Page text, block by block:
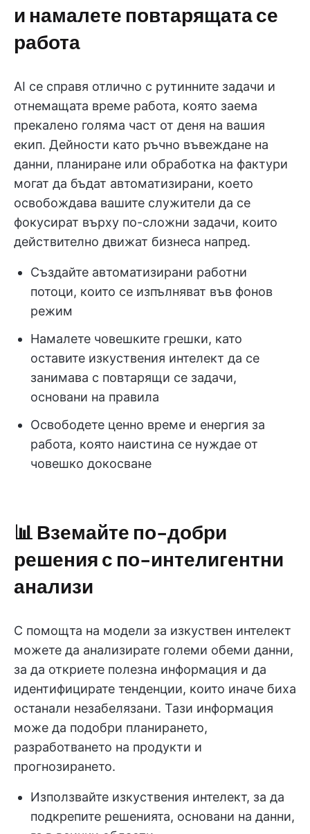
и намалете повтарящата се
работа
AI се справя отлично с рутинните задачи и
отнемащата време работа, която заема
прекалено голяма част от деня на вашия
екип. Дейности като ръчно въвеждане на
данни, планиране или обработка на фактури
могат да бъдат автоматизирани, което
освобождава вашите служители да се
фокусират върху по-сложни задачи, които
действително движат бизнеса напред.
Създайте автоматизирани работни
потоци, които се изпълняват във фонов
режим
Намалете човешките грешки, като
оставите изкуствения интелект да се
занимава с повтарящи се задачи,
основани на правила
Освободете ценно време и енергия за
работа, която наистина се нуждае от
човешко докосване
📊 Вземайте по-добри
решения с по-интелигентни
анализи
С помощта на модели за изкуствен интелект
можете да анализирате големи обеми данни,
за да откриете полезна информация и да
идентифицирате тенденции, които иначе биха
останали незабелязани. Тази информация
може да подобри планирането,
разработването на продукти и
прогнозирането.
Използвайте изкуствения интелект, за да
подкрепите решенията, основани на данни,